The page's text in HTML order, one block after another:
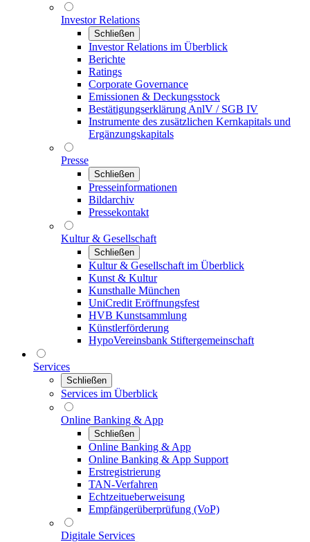
Investor Relations
Schließen
Investor Relations im Überblick
Berichte
Ratings
Corporate Governance
Emissionen & Deckungsstock
Bestätigungserklärung AnlV / SGB IV
Instrumente des zusätzlichen Kernkapitals und
Ergänzungskapitals
Presse
Schließen
Presseinformationen
Bildarchiv
Pressekontakt
Kultur & Gesellschaft
Schließen
Kultur & Gesellschaft im Überblick
Kunst & Kultur
Kunsthalle München
UniCredit Eröffnungsfest
HVB Kunstsammlung
Künstlerförderung
HypoVereinsbank Stiftergemeinschaft
Services
Schließen
Services im Überblick
Online Banking & App
Schließen
Online Banking & App
Online Banking & App Support
Erstregistrierung
TAN-Verfahren
Echtzeitueberweisung
Empfängerüberprüfung (VoP)
Digitale Services